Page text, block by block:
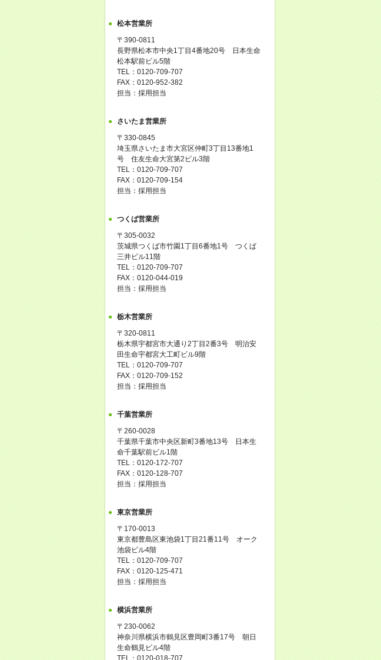
松本営業所
〒390-0811
長野県松本市中央1丁目4番地20号 日本生命
松本駅前ビル5階
TEL：0120-709-707
FAX：0120-952-382
担当：採用担当
さいたま営業所
〒330-0845
埼玉県さいたま市大宮区仲町3丁目13番地1
号 住友生命大宮第2ビル3階
TEL：0120-709-707
FAX：0120-709-154
担当：採用担当
つくば営業所
〒305-0032
茨城県つくば市竹園1丁目6番地1号 つくば
三井ビル11階
TEL：0120-709-707
FAX：0120-044-019
担当：採用担当
栃木営業所
〒320-0811
栃木県宇都宮市大通り2丁目2番3号 明治安
田生命宇都宮大工町ビル9階
TEL：0120-709-707
FAX：0120-709-152
担当：採用担当
千葉営業所
〒260-0028
千葉県千葉市中央区新町3番地13号 日本生
命千葉駅前ビル1階
TEL：0120-172-707
FAX：0120-128-707
担当：採用担当
東京営業所
〒170-0013
東京都豊島区東池袋1丁目21番11号 オーク
池袋ビル4階
TEL：0120-709-707
FAX：0120-125-471
担当：採用担当
横浜営業所
〒230-0062
神奈川県横浜市鶴見区豊岡町3番17号 朝日
生命鶴見ビル4階
TEL：0120-018-707